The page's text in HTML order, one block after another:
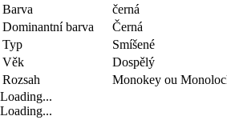
Barva
černá
Dominantní barva
Černá
Typ
Smíšené
Věk
Dospělý
Rozsah
Monokey ou
Loading...
Loading...